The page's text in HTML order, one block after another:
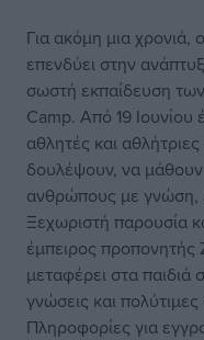
Για ακόμη μια
επενδύει στην
σωστή εκπαίδευση
Camp. Από 19 Ιουνίου
αθλητές και
δουλέψουν, να μάθουν
ανθρώπους με γνώση,
Ξεχωριστή παρουσία
έμπειρος
μεταφέρει στα παιδιά
γνώσεις και
Πληροφορίες για